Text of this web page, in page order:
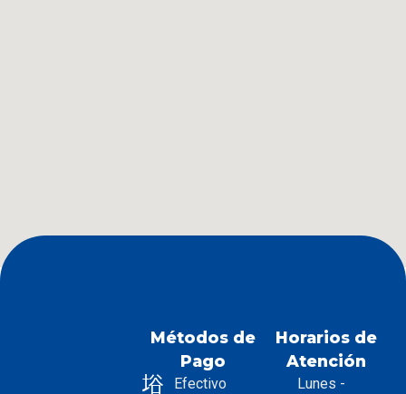
Métodos de
Pago
Efectivo
Horarios de
Atención
Lunes -